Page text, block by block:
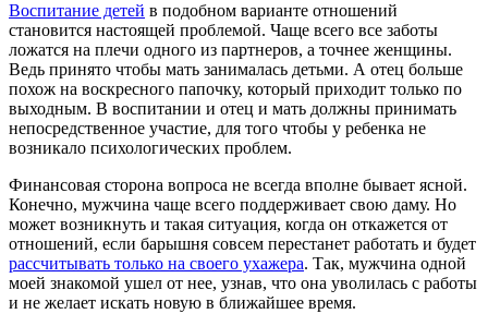
Воспитание детей в подобном варианте отношений
становится настоящей проблемой. Чаще всего все заботы
ложатся на плечи одного из партнеров, а точнее женщины.
Ведь принято чтобы мать занималась детьми. А отец больше
похож на воскресного папочку, который приходит только по
выходным. В воспитании и отец и мать должны принимать
непосредственное участие, для того чтобы у ребенка не
возникало психологических проблем.
Финансовая сторона вопроса не всегда вполне бывает ясной.
Конечно, мужчина чаще всего поддерживает свою даму. Но
может возникнуть и такая ситуация, когда он откажется от
отношений, если барышня совсем перестанет работать и будет
рассчитывать только на своего ухажера. Так, мужчина одной
моей знакомой ушел от нее, узнав, что она уволилась с работы
и не желает искать новую в ближайшее время.